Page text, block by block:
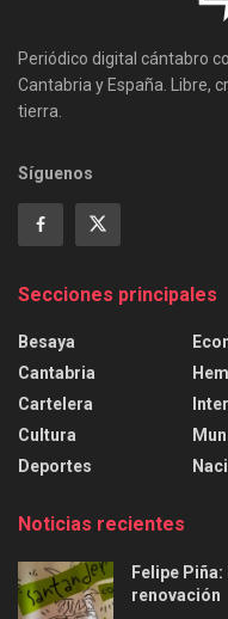
Periódico digital cántabro
Cantabria y España. Libre,
tierra.
Síguenos
Secciones principales
Besaya
Cantabria
Cartelera
Cultura
Deportes
Noticias recientes
Felipe
renovación